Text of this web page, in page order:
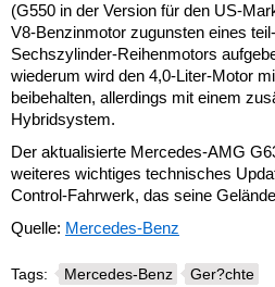
(G550 in der Version für den US-
V8-Benzinmotor zugunsten eines
Sechszylinder-Reihenmotors
wiederum wird den 4,0-Liter-Motor
beibehalten, allerdings mit einem
Hybridsystem.
Der aktualisierte Mercedes-AMG
weiteres wichtiges technisches
Control-Fahrwerk, das seine
Quelle: Mercedes-Benz
Tags: Mercedes-Benz Ger?chte